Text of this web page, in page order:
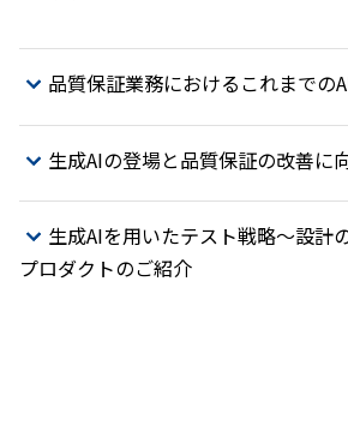
品質保証業務におけるこれまでの
生成AIの登場と品質保証の改善に
生成AIを用いたテスト戦略～設計
プロダクトのご紹介